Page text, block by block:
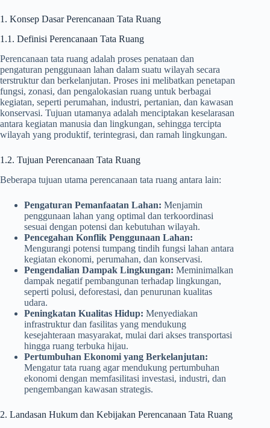
1. Konsep Dasar Perencanaan Tata Ruang
1.1. Definisi Perencanaan Tata Ruang
Perencanaan tata ruang adalah proses penataan dan
pengaturan penggunaan lahan dalam suatu wilayah secara
terstruktur dan berkelanjutan. Proses ini melibatkan penetapan
fungsi, zonasi, dan pengalokasian ruang untuk berbagai
kegiatan, seperti perumahan, industri, pertanian, dan kawasan
konservasi. Tujuan utamanya adalah menciptakan keselarasan
antara kegiatan manusia dan lingkungan, sehingga tercipta
wilayah yang produktif, terintegrasi, dan ramah lingkungan.
1.2. Tujuan Perencanaan Tata Ruang
Beberapa tujuan utama perencanaan tata ruang antara lain:
Pengaturan Pemanfaatan Lahan: Menjamin
penggunaan lahan yang optimal dan terkoordinasi
sesuai dengan potensi dan kebutuhan wilayah.
Pencegahan Konflik Penggunaan Lahan:
Mengurangi potensi tumpang tindih fungsi lahan antara
kegiatan ekonomi, perumahan, dan konservasi.
Pengendalian Dampak Lingkungan: Meminimalkan
dampak negatif pembangunan terhadap lingkungan,
seperti polusi, deforestasi, dan penurunan kualitas
udara.
Peningkatan Kualitas Hidup: Menyediakan
infrastruktur dan fasilitas yang mendukung
kesejahteraan masyarakat, mulai dari akses transportasi
hingga ruang terbuka hijau.
Pertumbuhan Ekonomi yang Berkelanjutan:
Mengatur tata ruang agar mendukung pertumbuhan
ekonomi dengan memfasilitasi investasi, industri, dan
pengembangan kawasan strategis.
2. Landasan Hukum dan Kebijakan Perencanaan Tata Ruang